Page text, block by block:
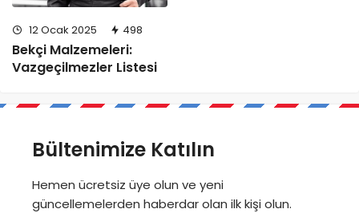
12 Ocak 2025 498
Bekçi Malzemeleri:
Vazgeçilmezler Listesi
Bültenimize Katılın
Hemen ücretsiz üye olun ve yeni
güncellemelerden haberdar olan ilk kişi olun.